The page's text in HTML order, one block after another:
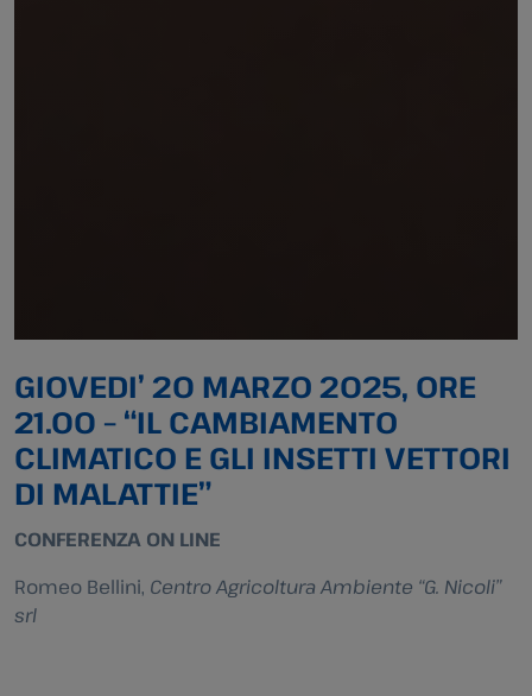
GIOVEDI’ 20 MARZO 2025, ORE
21.00 – “IL CAMBIAMENTO
CLIMATICO E GLI INSETTI VETTORI
DI MALATTIE”
CONFERENZA ON LINE
Romeo Bellini, Centro Agricoltura Ambiente “G. Nicoli”
srl